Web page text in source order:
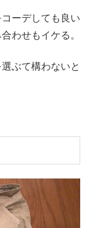
ーデしても良い
わせもイケる。
ぶて構わないと